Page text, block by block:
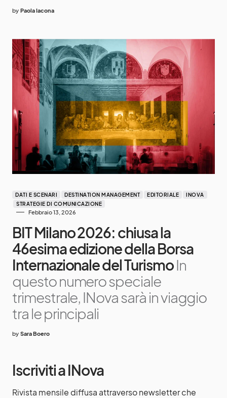
by Paola Iacona
DATI E SCENARI DESTINATION MANAGEMENT EDITORIALE
INOVA
STRATEGIE DI COMUNICAZIONE
Febbraio 13, 2026
BIT Milano 2026: chiusa la
46esima edizione della Borsa
Internazionale del TurismoIn
questo numero speciale
trimestrale, INova sarà in viaggio
tra le principali
by Sara Boero
Iscriviti a INova
Rivista mensile diffusa attraverso newsletter che